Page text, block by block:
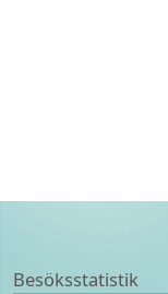
Besöksstatistik